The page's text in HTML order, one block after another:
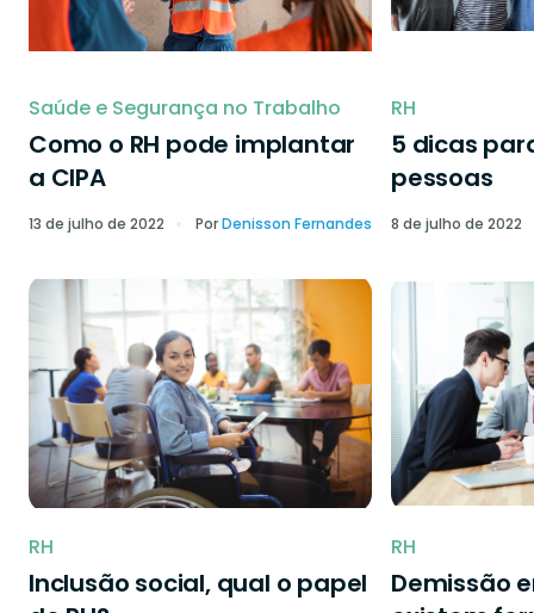
Saúde e Segurança no Trabalho
Como o RH pode implantar
a CIPA
13 de julho de 2022 PorDenisson Fernandes
RH
5 dicas
pessoas
8 de julho de 2022
RH
Inclusão social, qual o papel
RH
Demissão